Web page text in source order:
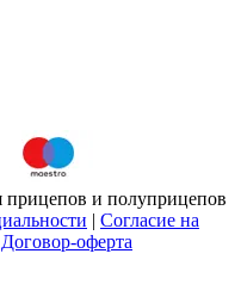
и полуприцепов
| Согласие на
Договор-оферта